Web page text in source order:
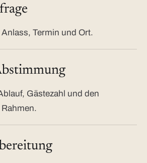
Termin und Ort.
Gästezahl und den